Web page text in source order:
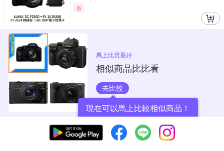
券
馬上比買最好
相似商品比比看
去比較
現在可以馬上比較相似商品！